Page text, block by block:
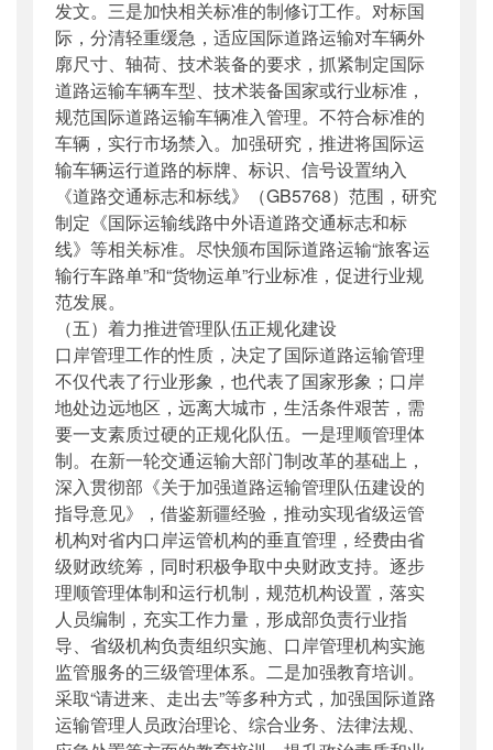
发文。三是加快相关标准的制修订工作。对标国
际，分清轻重缓急，适应国际道路运输对车辆外
廓尺寸、轴荷、技术装备的要求，抓紧制定国际
道路运输车辆车型、技术装备国家或行业标准，
规范国际道路运输车辆准入管理。不符合标准的
车辆，实行市场禁入。加强研究，推进将国际运
输车辆运行道路的标牌、标识、信号设置纳入
《道路交通标志和标线》（GB5768）范围，研究
制定《国际运输线路中外语道路交通标志和标
线》等相关标准。尽快颁布国际道路运输“旅客运
输行车路单”和“货物运单”行业标准，促进行业规
范发展。
（五）着力推进管理队伍正规化建设
口岸管理工作的性质，决定了国际道路运输管理
不仅代表了行业形象，也代表了国家形象；口岸
地处边远地区，远离大城市，生活条件艰苦，需
要一支素质过硬的正规化队伍。一是理顺管理体
制。在新一轮交通运输大部门制改革的基础上，
深入贯彻部《关于加强道路运输管理队伍建设的
指导意见》，借鉴新疆经验，推动实现省级运管
机构对省内口岸运管机构的垂直管理，经费由省
级财政统筹，同时积极争取中央财政支持。逐步
理顺管理体制和运行机制，规范机构设置，落实
人员编制，充实工作力量，形成部负责行业指
导、省级机构负责组织实施、口岸管理机构实施
监管服务的三级管理体系。二是加强教育培训。
采取“请进来、走出去”等多种方式，加强国际道路
运输管理人员政治理论、综合业务、法律法规、